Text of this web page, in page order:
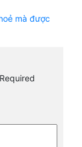
mà được
Required